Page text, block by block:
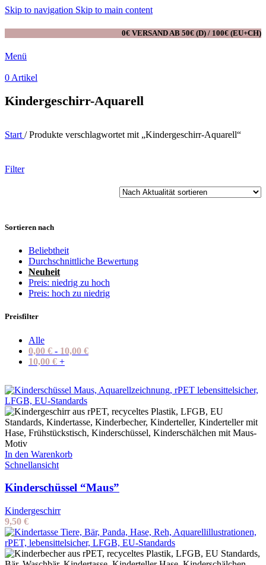
Skip to navigation Skip to main content
0€ VERSAND AB 50€ (D) / 100€ (EU+CH)
Menü
0 Artikel
Kindergeschirr-Aquarell
Start / Produkte verschlagwortet mit „Kindergeschirr-Aquarell“
Filter
Sortieren nach
Beliebtheit
Durchschnittliche Bewertung
Neuheit
Preis: niedrig zu hoch
Preis: hoch zu niedrig
Preisfilter
Alle
0,00 € - 10,00 €
10,00 € +
In den Warenkorb
Schnellansicht
Kinderschüssel “Maus”
Kindergeschirr
9,50 €